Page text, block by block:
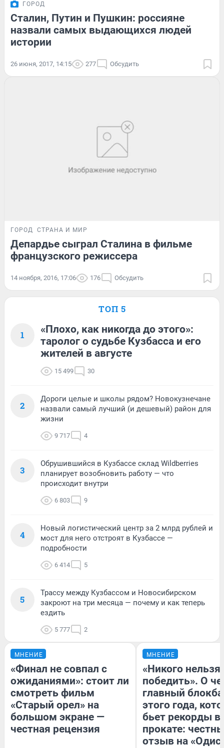
ГОРОД
Сталин, Путин и Пушкин: россияне
назвали самых выдающихся людей
истории
26 июня, 2017, 14:15 277 Обсудить
ГОРОД СТРАНА И МИР
Депардье сыграл Сталина в фильме
французского режиссера
14 ноября, 2016, 17:06 176 Обсудить
ТОП 5
1
«Плохо, как никогда до этого»:
таролог о судьбе Кузбасса и его
жителей в августе
15 499 30
2
Дороги целые и школы рядом? Новокузнечане
назвали самый лучший (и дешевый) район для
жизни
9 717 4
3
Обрушившийся в Кузбассе склад Wildberries
планирует возобновить работу — что
происходит внутри
6 803 9
4
Новый логистический центр за 2 млрд рублей и
мост для него отстроят в Кузбассе —
подробности
6 414 5
5
Трассу между Кузбассом и Новосибирском
закроют на три месяца — почему и как теперь
ездить
5 777 2
МНЕНИЕ
«Финал не совпал с
ожиданиями»: стоит ли
смотреть фильм
«Старый орел» на
большом экране —
честная рецензия
МНЕНИЕ
«Никого нельзя
победить». О
главный
этого года,
бьет рекорды в
прокате:
отзыв на